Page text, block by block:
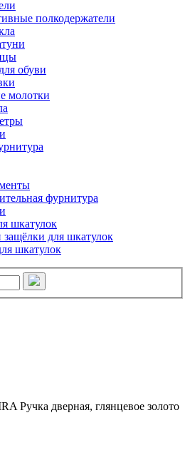
полкодержатели
обуви
молотки
фурнитура
шкатулок
защёлки для шкатулок
шкатулок
Ручка дверная, глянцевое золото